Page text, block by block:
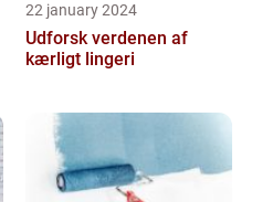
22 january 2024
Udforsk verdenen af
kærligt lingeri